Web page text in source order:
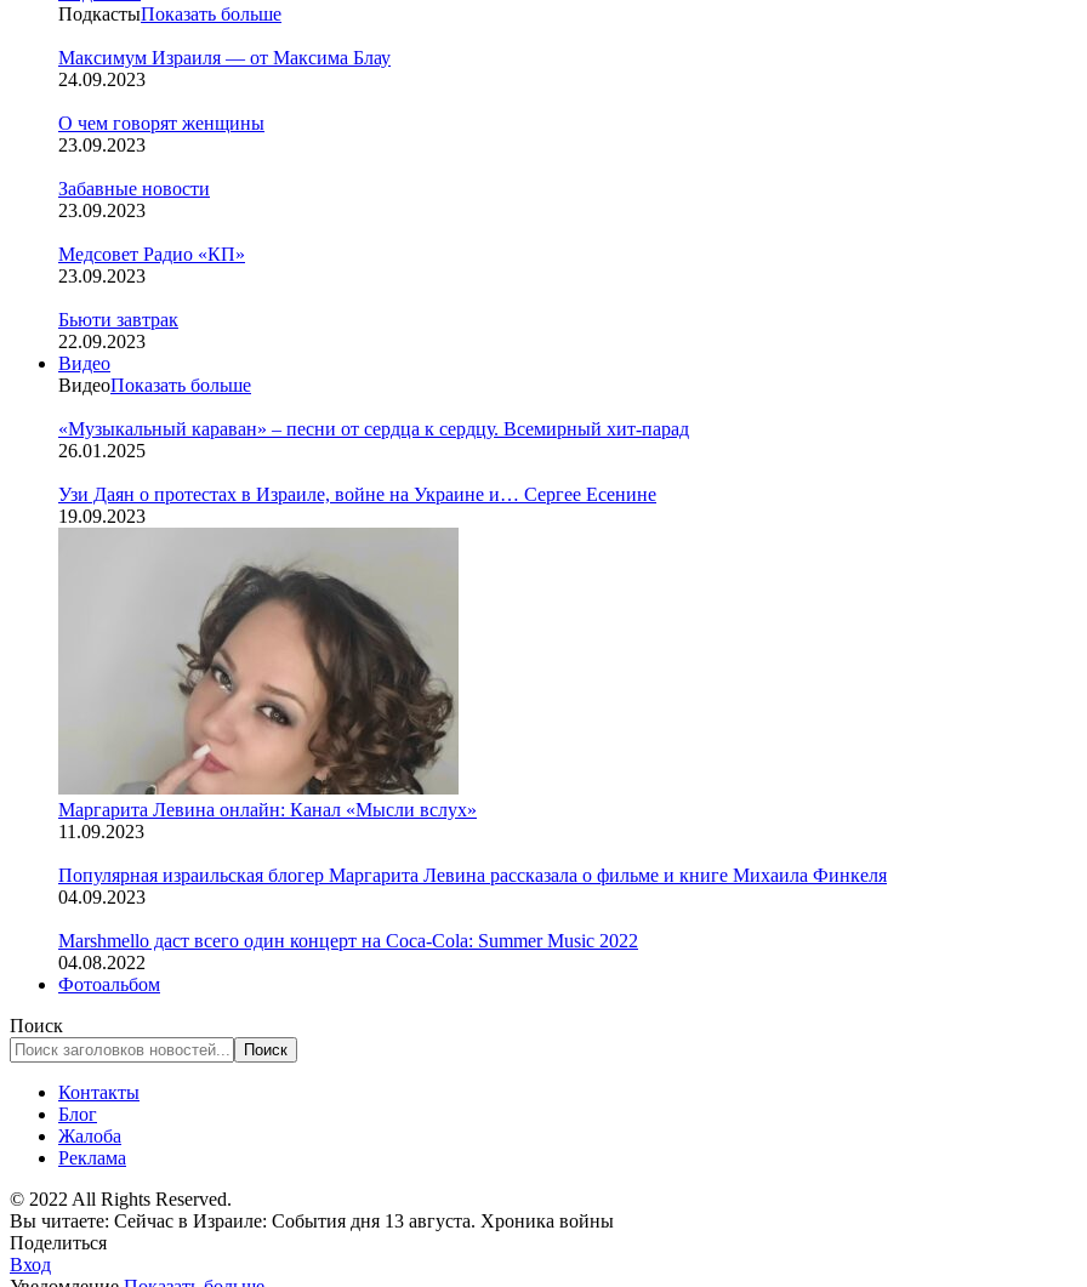
ПодкастыПоказать больше
Максимум Израиля — от Максима Блау
24.09.2023
О чем говорят женщины
23.09.2023
Забавные новости
23.09.2023
Медсовет Радио «КП»
23.09.2023
Бьюти завтрак
22.09.2023
Видео
ВидеоПоказать больше
«Музыкальный караван» – песни от сердца к сердцу. Всемирный хит-парад
26.01.2025
Узи Даян о протестах в Израиле, войне на Украине и… Сергее Есенине
19.09.2023
Маргарита Левина онлайн: Канал «Мысли вслух»
11.09.2023
Популярная израильская блогер Маргарита Левина рассказала о фильме и книге Михаила Финкеля
04.09.2023
Marshmello даст всего один концерт на Coca-Cola: Summer Music 2022
04.08.2022
Фотоальбом
Поиск
Контакты
Блог
Жалоба
Реклама
© 2022 All Rights Reserved.
Вы читаете: Сейчас в Израиле: События дня 13 августа. Хроника войны
Поделиться
Вход